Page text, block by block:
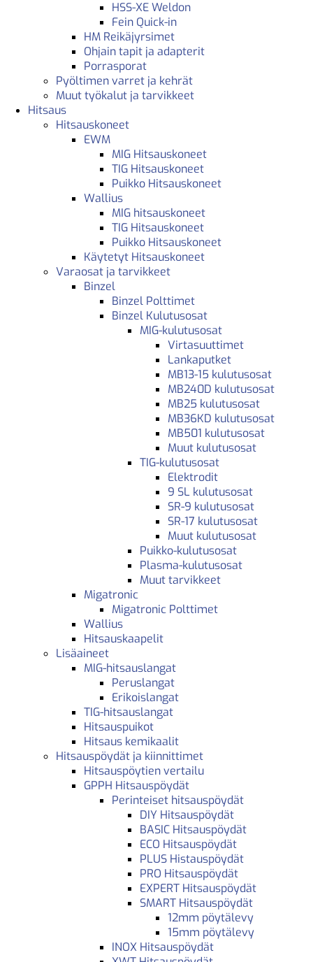
HSS-XE Weldon
Fein Quick-in
HM Reikäjyrsimet
Ohjain tapit ja adapterit
Porrasporat
Pyöltimen varret ja kehrät
Muut työkalut ja tarvikkeet
Hitsaus
Hitsauskoneet
EWM
MIG Hitsauskoneet
TIG Hitsauskoneet
Puikko Hitsauskoneet
Wallius
MIG hitsauskoneet
TIG Hitsauskoneet
Puikko Hitsauskoneet
Käytetyt Hitsauskoneet
Varaosat ja tarvikkeet
Binzel
Binzel Polttimet
Binzel Kulutusosat
MIG-kulutusosat
Virtasuuttimet
Lankaputket
MB13-15 kulutusosat
MB240D kulutusosat
MB25 kulutusosat
MB36KD kulutusosat
MB501 kulutusosat
Muut kulutusosat
TIG-kulutusosat
Elektrodit
9 SL kulutusosat
SR-9 kulutusosat
SR-17 kulutusosat
Muut kulutusosat
Puikko-kulutusosat
Plasma-kulutusosat
Muut tarvikkeet
Migatronic
Migatronic Polttimet
Wallius
Hitsauskaapelit
Lisäaineet
MIG-hitsauslangat
Peruslangat
Erikoislangat
TIG-hitsauslangat
Hitsauspuikot
Hitsaus kemikaalit
Hitsauspöydät ja kiinnittimet
Hitsauspöytien vertailu
GPPH Hitsauspöydät
Perinteiset hitsauspöydät
DIY Hitsauspöydät
BASIC Hitsauspöydät
ECO Hitsauspöydät
PLUS Histauspöydät
PRO Hitsauspöydät
EXPERT Hitsauspöydät
SMART Hitsauspöydät
12mm pöytälevy
15mm pöytälevy
INOX Hitsauspöydät